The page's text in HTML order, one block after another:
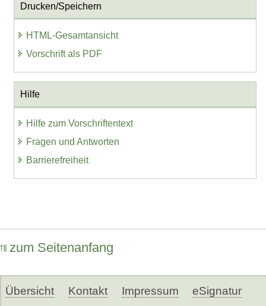
Drucken/Speichern
HTML-Gesamtansicht
Vorschrift als PDF
Hilfe
Hilfe zum Vorschriftentext
Fragen und Antworten
Barrierefreiheit
zum Seitenanfang
Übersicht Kontakt Impressum eSignatur